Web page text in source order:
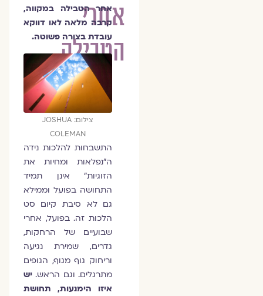
אחרי
הטבילה
אחר הטבילה במקווה,
קרבה מלאה לאו דווקא
עובדת בצורה פשוטה.
צילום: JOSHUA
COLEMAN
התשבחות להלכות נידה
ה"נפלאות ומחיות את
הזוגיות" אינן תמיד
התחושה בפועל וממילא
גם לא סיבת קיום סט
הלכות זה. בפועל, אחרי
שבועיים של הרחקות,
גדרים, שמירת נגיעה
וריחוק גוף מגוף, הגופים
מתרגלים. וגם הראש.יש
איזו הימנעות, תחושת